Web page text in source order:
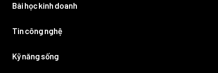
Bài học kinh doanh
Tin công nghệ
Kỹ năng sống